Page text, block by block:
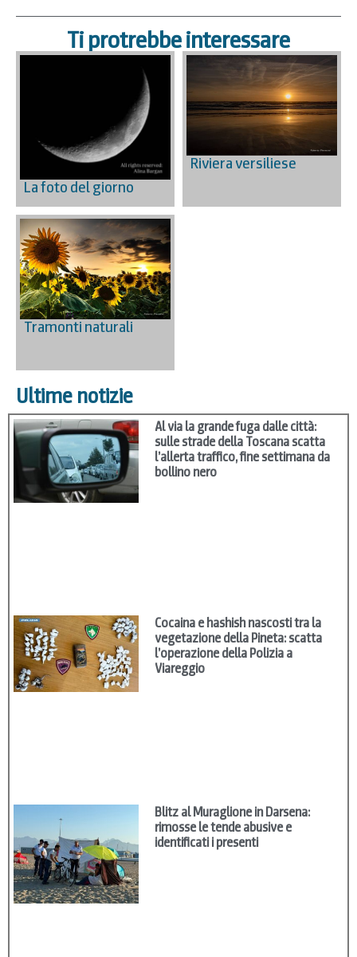
Ti protrebbe interessare
La foto del giorno
Riviera versiliese
Tramonti naturali
Ultime notizie
Al via la grande fuga dalle città:
sulle strade della Toscana scatta
l’allerta traffico, fine settimana da
bollino nero
Cocaina e hashish nascosti tra la
vegetazione della Pineta: scatta
l’operazione della Polizia a
Viareggio
Blitz al Muraglione in Darsena:
rimosse le tende abusive e
identificati i presenti